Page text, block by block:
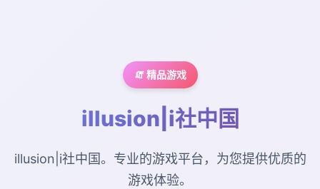
🧯 精品游戏
illusion|i社中国
illusion|i社中国。专业的游戏平台，为您提供优质的
游戏体验。